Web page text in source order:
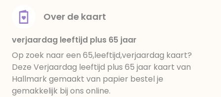
Over de kaart
verjaardag leeftijd plus 65 jaar
Op zoek naar een 65,leeftijd,verjaardag kaart?
Deze Verjaardag leeftijd plus 65 jaar kaart van
Hallmark gemaakt van papier bestel je
gemakkelijk bij ons online.